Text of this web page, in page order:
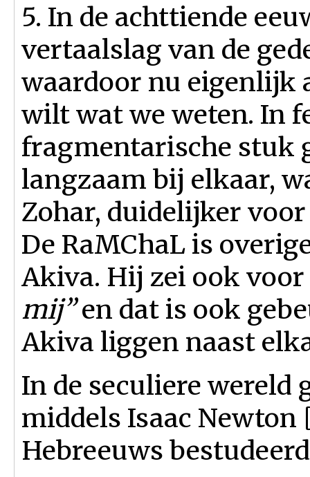
5. In de achttiende
vertaalslag van de
waardoor nu eigenlijk
wilt wat we weten. In
fragmentarische stuk
langzaam bij elkaar,
Zohar, duidelijker
De RaMChaL is
Akiva. Hij zei ook
mij”en dat is ook
Akiva liggen naast
In de seculiere wereld
middels Isaac Newton
Hebreeuws